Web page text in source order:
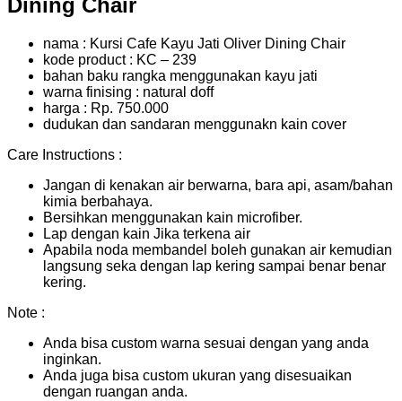
Dining Chair
nama : Kursi Cafe Kayu Jati Oliver Dining Chair
kode product : KC – 239
bahan baku rangka menggunakan kayu jati
warna finising : natural doff
harga : Rp. 750.000
dudukan dan sandaran menggunakn kain cover
Care Instructions :
Jangan di kenakan air berwarna, bara api, asam/bahan
kimia berbahaya.
Bersihkan menggunakan kain microfiber.
Lap dengan kain Jika terkena air
Apabila noda membandel boleh gunakan air kemudian
langsung seka dengan lap kering sampai benar benar
kering.
Note :
Anda bisa custom warna sesuai dengan yang anda
inginkan.
Anda juga bisa custom ukuran yang disesuaikan
dengan ruangan anda.